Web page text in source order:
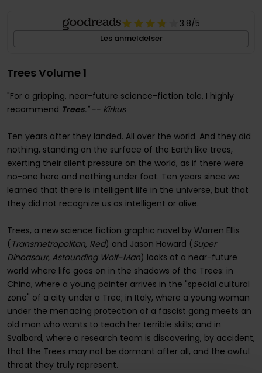
3.8/5
Les anmeldelser
Trees Volume 1
"For a gripping, near-future science-fiction tale, I highly
recommend Trees." -- Kirkus
Ten years after they landed. All over the world. And they did
nothing, standing on the surface of the Earth like trees,
exerting their silent pressure on the world, as if there were
no-one here and nothing under foot. Ten years since we
learned that there is intelligent life in the universe, but that
they did not recognize us as intelligent or alive.
Trees, a new science fiction graphic novel by Warren Ellis
( Transmetropolitan, Red) and Jason Howard (Super
Dinoasaur, Astounding Wolf-Man) looks at a near-future
world where life goes on in the shadows of the Trees: in
China, where a young painter arrives in the "special cultural
zone" of a city under a Tree; in Italy, where a young woman
under the menacing protection of a fascist gang meets an
old man who wants to teach her terrible skills; and in
Svalbard, where a research team is discovering, by accident,
that the Trees may not be dormant after all, and the awful
threat they truly represent.